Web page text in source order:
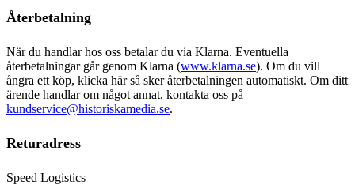
Återbetalning
När du handlar hos oss betalar du via Klarna. Eventuella
återbetalningar går genom Klarna (www.klarna.se). Om du vill
ångra ett köp, klicka här så sker återbetalningen automatiskt. Om ditt
ärende handlar om något annat, kontakta oss på
kundservice@historiskamedia.se.
Returadress
Speed Logistics